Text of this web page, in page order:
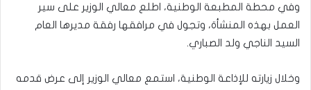
وفي محطة المطبعة الوطنية، اطلع معالي الوزير على سير
العمل بهذه المنشأة، وتجول في مرافقها رفقة مديرها العام
السيد الناجي ولد الصباري.
وخلال زيارته للإذاعة الوطنية، استمع معالي الوزير إلى عرض قدمه